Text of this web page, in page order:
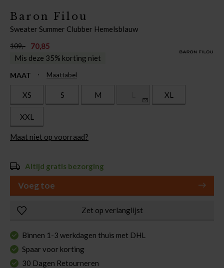
Baron Filou
Sweater Summer Clubber Hemelsblauw
109,-
70,85
Mis deze 35% korting niet
MAAT Maattabel
XS S M XL
XXL
Maat niet op voorraad?
Altijd gratis bezorging
Voeg toe
Zet op verlanglijst
Binnen 1-3 werkdagen thuis met DHL
Spaar voor korting
30 Dagen Retourneren